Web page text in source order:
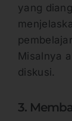
yang
Misalnya
diskusi.
3.